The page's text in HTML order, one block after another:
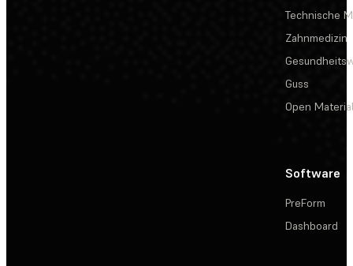
Technische
Zahnmedizin
Guss
Open
Software
PreForm
Dashboard